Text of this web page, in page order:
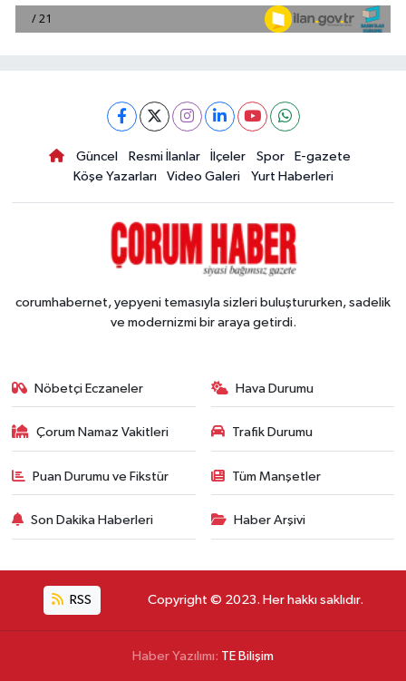
Güncel Resmi İlanlar İlçeler Spor
E-gazete
Köşe Yazarları
Video Galeri Yurt Haberleri
corumhabernet, yepyeni temasıyla sizleri buluştururken, sadelik
ve modernizmi bir araya getirdi.
Nöbetçi Eczaneler Hava Durumu
Çorum Namaz Vakitleri Trafik Durumu
Puan Durumu ve Fikstür Tüm Manşetler
Son Dakika Haberleri Haber Arşivi
RSS Copyright © 2023. Her hakkı saklıdır.
Haber Yazılımı: TE Bilişim